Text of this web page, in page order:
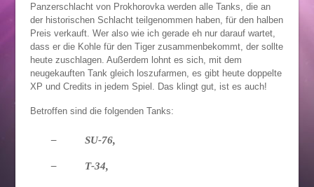
Panzerschlacht von Prokhorovka werden alle Tanks, die an
der historischen Schlacht teilgenommen haben, für den halben
Preis verkauft. Wer also wie ich gerade eh nur darauf wartet,
dass er die Kohle für den Tiger zusammenbekommt, der sollte
heute zuschlagen. Außerdem lohnt es sich, mit dem
neugekauften Tank gleich loszufarmen, es gibt heute doppelte
XP und Credits in jedem Spiel. Das klingt gut, ist es auch!
Betroffen sind die folgenden Tanks:
– SU-76,
– Т-34,